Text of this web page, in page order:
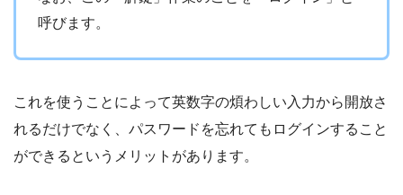
呼びます。
これを使うことによって英数字の煩わしい入力から開放さ
れるだけでなく、パスワードを忘れてもログインすること
ができるというメリットがあります。